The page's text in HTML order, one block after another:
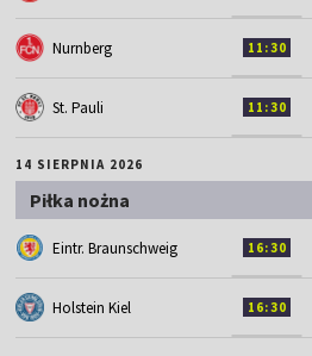
Nurnberg 11:30
St. Pauli 11:30
14 SIERPNIA 2026
Piłka nożna
Eintr. Braunschweig 16:30
Holstein Kiel 16:30